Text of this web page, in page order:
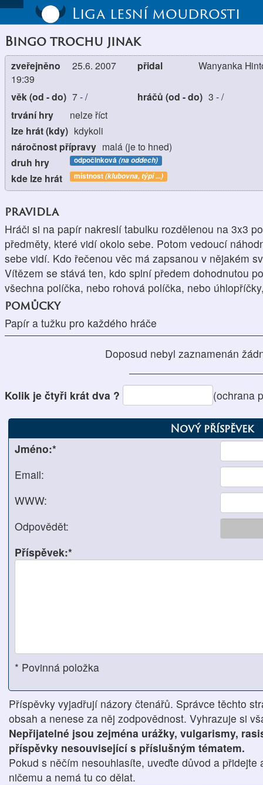
Liga lesní moudrosti
Bingo trochu jinak
zveřejněno
25.6. 2007
19:39
přidal Wanyanka
věk (od - do) 7-/ hráčů (od - do) 3 -/
trvání hry nelze říct
lze hrát (kdy) kdykoli
náročnost přípravy malá (je to hned)
druh hry odpočinková(na oddech)
kde lze hrát místnost(klubovna, týpí ...)
pravidla
Hráči si na papír nakreslí tabulku rozdělenou na 3x3
předměty, které vidí okolo sebe. Potom vedoucí
sebe vidí. Kdo řečenou věc má zapsanou v nějakém
Vítězem se stává ten, kdo splní předem dohodnutou
všechna políčka, nebo rohová políčka, nebo
pomůcky
Papír a tužku pro každého hráče
Doposud nebyl zaznamenán
Kolik je čtyři krát dva ? (ochrana
Nový příspěvek
Jméno:*
Email:
WWW:
Odpovědět:
Příspěvek:*
* Povinná položka
Příspěvky vyjadřují názory čtenářů. Správce těchto
obsah a nenese za něj zodpovědnost. Vyhrazuje si
Nepřijatelné jsou zejména urážky, vulgarismy,
příspěvky nesouvisející s příslušným tématem.
Pokud s něčím nesouhlasíte, uveďte důvod a přidejte
ničemu a nemá tu co dělat.